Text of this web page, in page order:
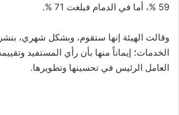
59 %، أما في الدمام فبلغت 71 %.
وقالت الهيئة إنها ستقوم، وبشكل شهري،
الخدمات؛ إيماناً منها بأن رأي المستفيد
العامل الرئيس في تحسينها وتطويرها.